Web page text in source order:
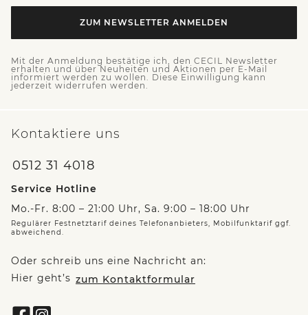
ZUM NEWSLETTER ANMELDEN
Mit der Anmeldung bestätige ich, den CECIL Newsletter
erhalten und über Neuheiten und Aktionen per E-Mail
informiert werden zu wollen. Diese Einwilligung kann
jederzeit widerrufen werden.
Kontaktiere uns
0512 31 4018
Service Hotline
Mo.-Fr. 8:00 – 21:00 Uhr, Sa. 9:00 – 18:00 Uhr
Regulärer Festnetztarif deines Telefonanbieters, Mobilfunktarif ggf.
abweichend.
Oder schreib uns eine Nachricht an:
Hier geht’s zum Kontaktformular